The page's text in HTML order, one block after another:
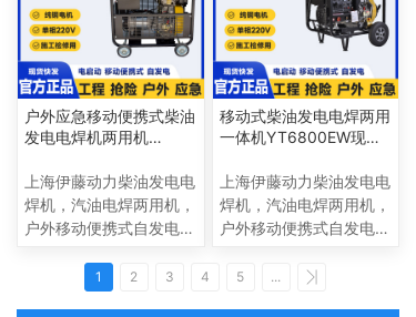
18621004881
18621004881
户外应急移动便携式柴油
发电电焊机两用机
上海伊藤动力柴油发电电
焊机，汽油电焊两用机，
户外移动便携式自发电电
280A 300A 350A 400A
电流多，规格全，焊接范
移动式柴油发电电焊两用
一体机YT6800EW现货
上海伊藤动力柴油发电电
焊机，汽油电焊两用机，
户外移动便携式自发电电
280A 300A 350A 400A
1 2 3 4 5 ...